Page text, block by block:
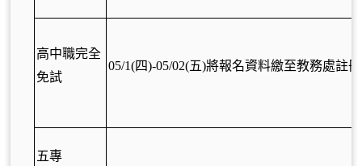
高中職完全
免試
05/1(四)-05/02(五)將報名資料繳至教務處註
五專